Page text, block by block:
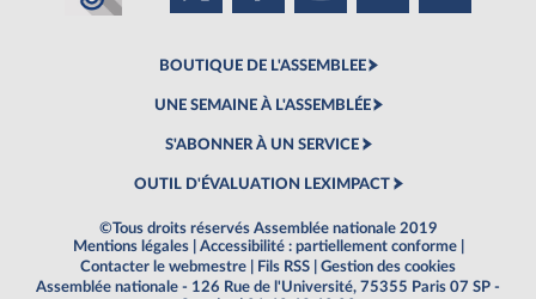
BOUTIQUE DE L'ASSEMBLEE
UNE SEMAINE À L'ASSEMBLÉE
S'ABONNER À UN SERVICE
OUTIL D'ÉVALUATION LEXIMPACT
©Tous droits réservés Assemblée nationale 2019
Mentions légales
Accessibilité : partiellement conforme
Contacter le webmestre
Fils RSS
Gestion des cookies
Assemblée nationale - 126 Rue de l'Université, 75355 Paris 07 SP -